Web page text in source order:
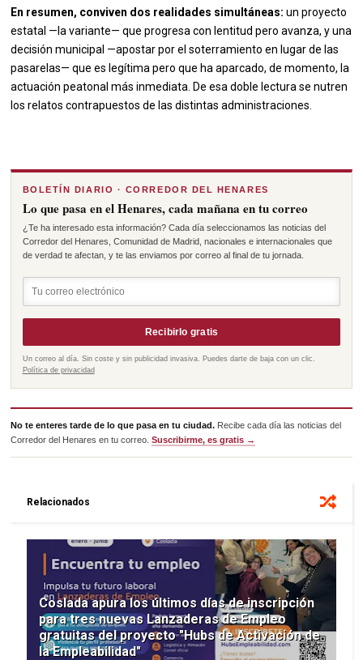
En resumen, conviven dos realidades simultáneas: un proyecto
estatal —la variante— que progresa con lentitud pero avanza, y una
decisión municipal —apostar por el soterramiento en lugar de las
pasarelas— que es legítima pero que ha aparcado, de momento, la
actuación peatonal más inmediata. De esa doble lectura se nutren
los relatos contrapuestos de las distintas administraciones.
BOLETÍN DIARIO · CORREDOR DEL HENARES
Lo que pasa en el Henares, cada mañana en tu correo
¿Te ha interesado esta información? Cada día seleccionamos las noticias del
Corredor del Henares, Comunidad de Madrid, nacionales e internacionales que
de verdad te afectan, y te las enviamos por correo al final de tu jornada.
Recibirlo gratis
Un correo al día. Sin coste y sin publicidad invasiva. Puedes darte de baja con un clic.
Política de privacidad
No te enteres tarde de lo que pasa en tu ciudad. Recibe cada día las noticias del
Corredor del Henares en tu correo.Suscribirme, es gratis →
Relacionados
Coslada apura los últimos días de inscripción
para tres nuevas Lanzaderas de Empleo
gratuitas del proyecto "Hubs de Activación de
la Empleabilidad"